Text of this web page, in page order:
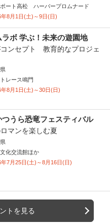
ート高松 ハーバープロムナード
年8月1日(土)～9日(日)
ラボ 学ぶ！未来の遊園地
ンセプト 教育的なプロジェ
レース鳴門
年8月1日(土)～30日(日)
つうら恐竜フェスティバル
マンを楽しむ夏
文化交流館ほか
年7月25日(土)～8月16日(日)
トを見る